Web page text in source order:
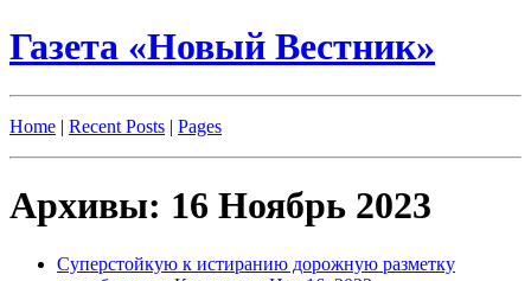
Газета «Новый Вестник»
Home | Recent Posts | Pages
Архивы: 16 Ноябрь 2023
Суперстойкую к истиранию дорожную разметку